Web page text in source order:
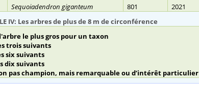
Sequoiadendron giganteum 801 2021
IV: Les arbres de plus de 8 m de circonférence
le plus gros pour un taxon
trois suivants
six suivants
dix suivants
pas champion, mais remarquable ou d’intérêt particulier